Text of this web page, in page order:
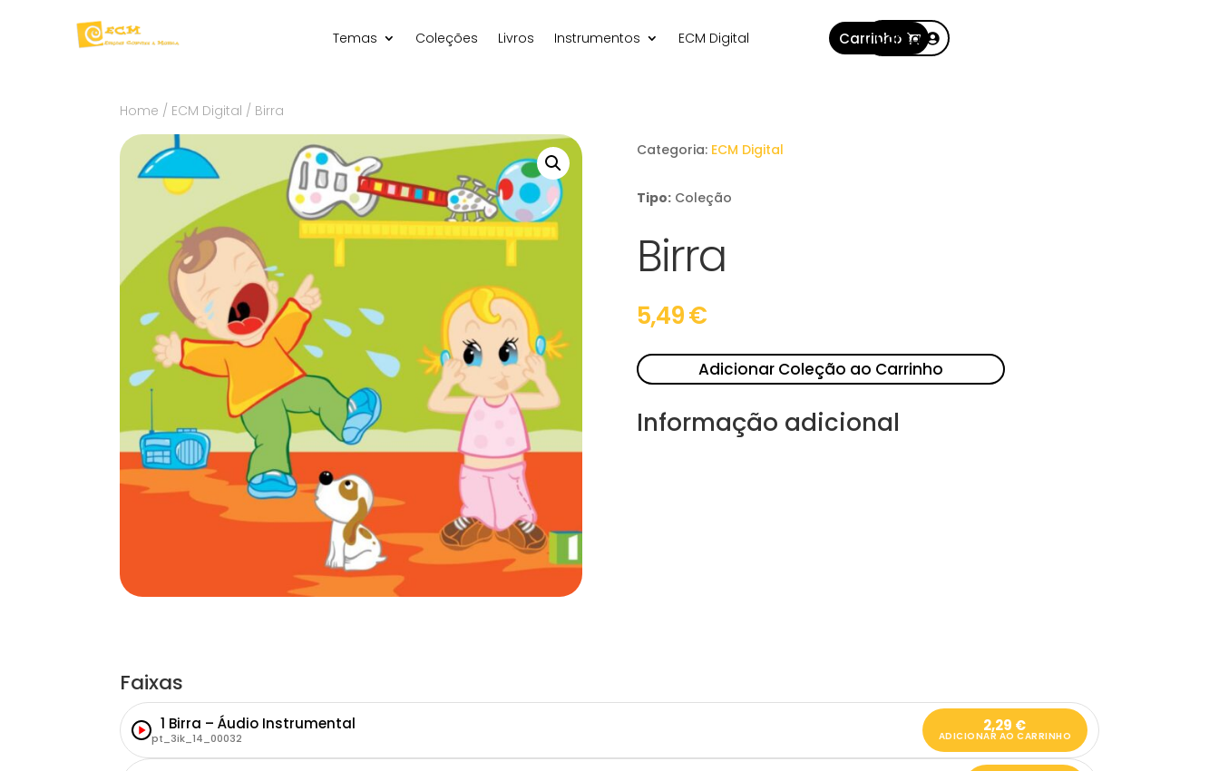
Temas Coleções Livros Instrumentos ECM Digital Carrinho
Conta
Home / ECM Digital / Birra
Categoria: ECM Digital
Tipo: Coleção
Birra
5,49€
Adicionar Coleção ao Carrinho
Informação adicional
Faixas
1 Birra – Áudio Instrumental
pt_3ik_14_00032
2,29 €
ADICIONAR AO CARRINHO